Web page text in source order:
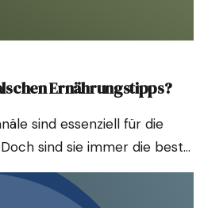
Ernährungstipps?
sind essenziell für die
sind sie immer die beste
kritischer Blick auf die